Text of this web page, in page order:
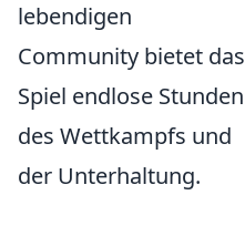
lebendigen
Community bietet das
Spiel endlose Stunden
des Wettkampfs und
der Unterhaltung.